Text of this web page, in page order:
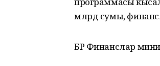
млрд сумы,
БР Финанслар